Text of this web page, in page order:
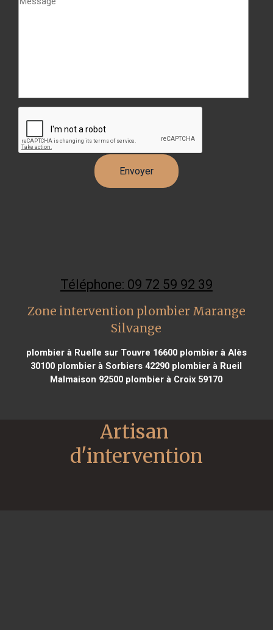
Téléphone: 09 72 59 92 39
Zone intervention plombier Marange
Silvange
plombier à Ruelle sur Touvre 16600plombier à Alès
30100 plombier à Sorbiers 42290 plombier à Rueil
Malmaison 92500 plombier à Croix 59170
Artisan
d'intervention